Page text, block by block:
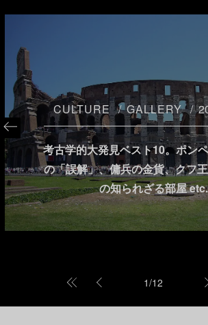
CULTURE GALLERY
考古学的大発見ベスト10。ポン
の「誤解」、傭兵の金貨、クフ
の知られざる部屋 etc.
1/12